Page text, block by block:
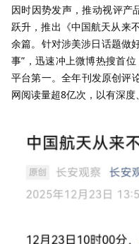
因时因势发声，推动视评产
跃升，推出《中国航天从来
余篇。针对涉美涉日话题做
事”，迅速冲上微博热搜首
平台第一。全年刊发原创评
网阅读量超8亿次，以有深度